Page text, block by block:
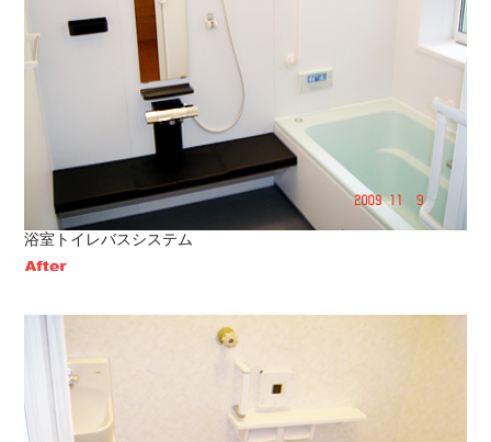
浴室トイレバスシステム